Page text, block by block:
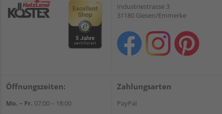
Industriestrasse 3
31180 Giesen/Emmerke
Öffnungszeiten:
Mo. – Fr. 07:00 – 18:00
Zahlungsarten
PayPal